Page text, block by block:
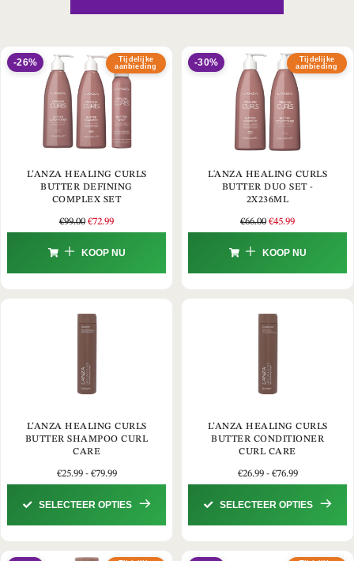
Tijdelijke
aanbieding
-26%
L’ANZA HEALING CURLS
BUTTER DEFINING
COMPLEX SET
€99.00 €72.99
KOOP NU
Tijdelijke
aanbieding
-30%
L'ANZA HEALING CURLS
BUTTER DUO SET -
2X236ML
€66.00 €45.99
KOOP NU
L’ANZA HEALING CURLS
BUTTER SHAMPOO CURL
CARE
€25.99 - €79.99
SELECTEER OPTIES
L’ANZA HEALING CURLS
BUTTER CONDITIONER
CURL CARE
€26.99 - €76.99
SELECTEER OPTIES